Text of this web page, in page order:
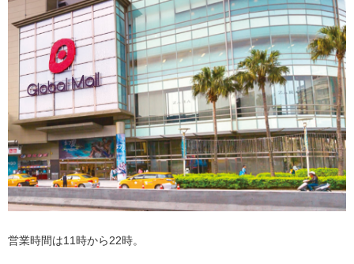
営業時間は11時から22時。